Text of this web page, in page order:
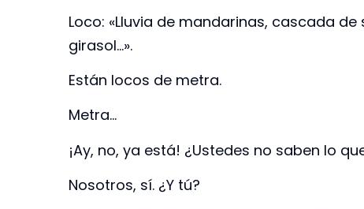
Loco: «Lluvia de mandarinas, cascada
girasol…».
Están locos de metra.
Metra…
¡Ay, no, ya está! ¿Ustedes no saben lo
Nosotros, sí. ¿Y tú?